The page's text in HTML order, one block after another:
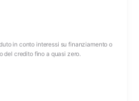
in conto interessi su finanziamento o
del credito fino a quasi zero.